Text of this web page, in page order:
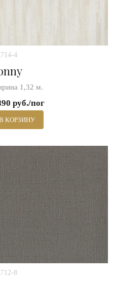
4
1,32 м.
руб./пог
КОРЗИНУ
8